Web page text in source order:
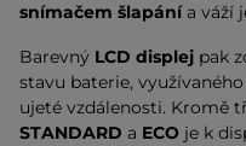
snímačem šlapání a váží
Barevný LCD displej pak
stavu baterie,
ujeté vzdálenosti. Kromě
STANDARD a ECO je k